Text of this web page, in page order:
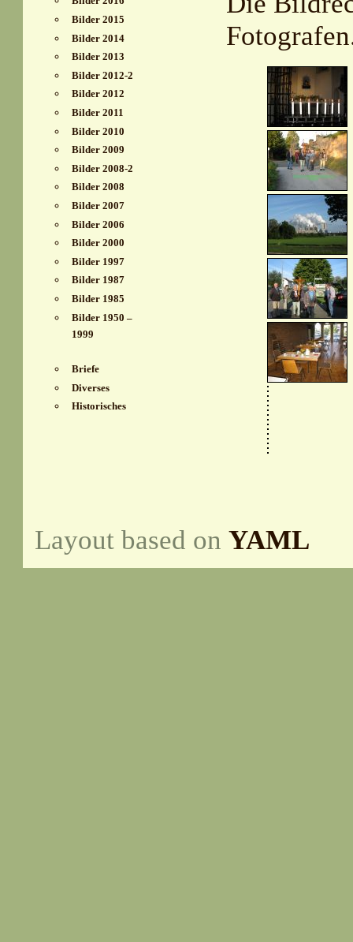
Bilder 2015
Bilder 2014
Bilder 2013
Bilder 2012-2
Bilder 2012
Bilder 2011
Bilder 2010
Bilder 2009
Bilder 2008-2
Bilder 2008
Bilder 2007
Bilder 2006
Bilder 2000
Bilder 1997
Bilder 1987
Bilder 1985
Bilder 1950 –
1999
Briefe
Diverses
Historisches
Layout based onYAML